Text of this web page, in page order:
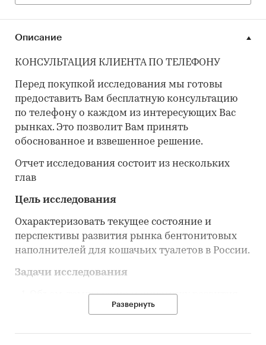
Описание
КОНСУЛЬТАЦИЯ КЛИЕНТА ПО ТЕЛЕФОНУ
Перед покупкой исследования мы готовы
предоставить Вам бесплатную консультацию
по телефону о каждом из интересующих Вас
рынках. Это позволит Вам принять
обоснованное и взвешенное решение.
Отчет исследования состоит из нескольких
глав
Цель исследования
Охарактеризовать текущее состояние и
перспективы развития рынка бентонитовых
наполнителей для кошачьих туалетов в России.
Задачи исследования
Объем, темпы роста и динамику развития
рынка бентонитовых наполнителей для
Развернуть